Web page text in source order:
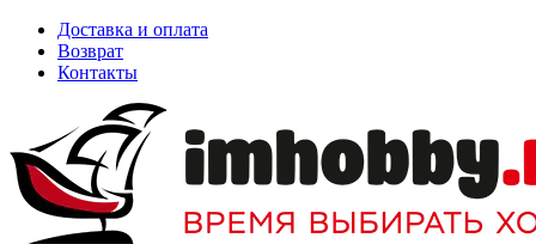
Доставка и оплата
Возврат
Контакты